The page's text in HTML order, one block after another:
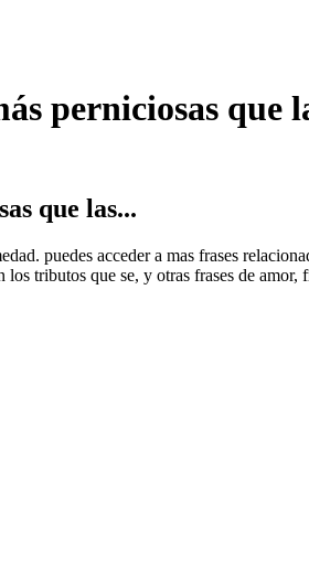
perniciosas que
que las...
puedes acceder a mas frases
tributos que se, y otras frases de amor,